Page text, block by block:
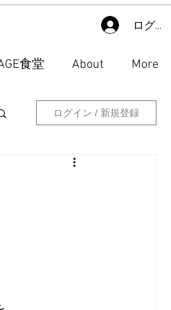
ログイン
食堂 About More
ログイン / 新規登録